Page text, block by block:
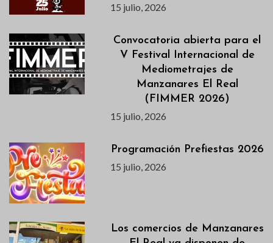
15 julio, 2026
Convocatoria abierta para el
V Festival Internacional de
Mediometrajes de
Manzanares El Real
(FIMMER 2026)
15 julio, 2026
Programación Prefiestas 2026
15 julio, 2026
Los comercios de Manzanares